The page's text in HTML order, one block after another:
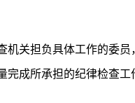
关担负具体工作的委员
完成所承担的纪律检查工